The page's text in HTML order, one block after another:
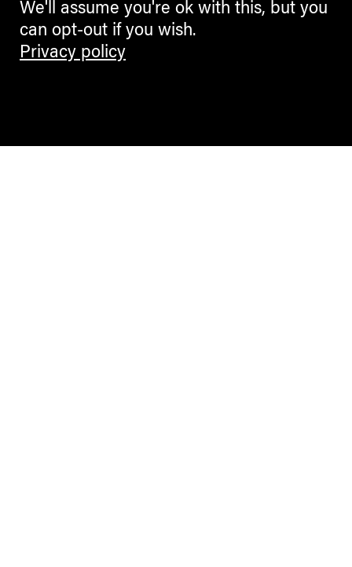
We'll assume you're ok with this, but you
can opt-out if you wish.
Privacy policy